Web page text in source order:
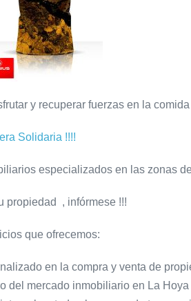
y recuperar fuerzas en la
Solidaria !!!!
especializados en las zonas
propiedad , infórmese !!!
que ofrecemos:
en la compra y venta de
del mercado inmobiliario en La Hoya